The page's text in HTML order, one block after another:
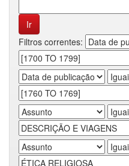
Filtros correntes: